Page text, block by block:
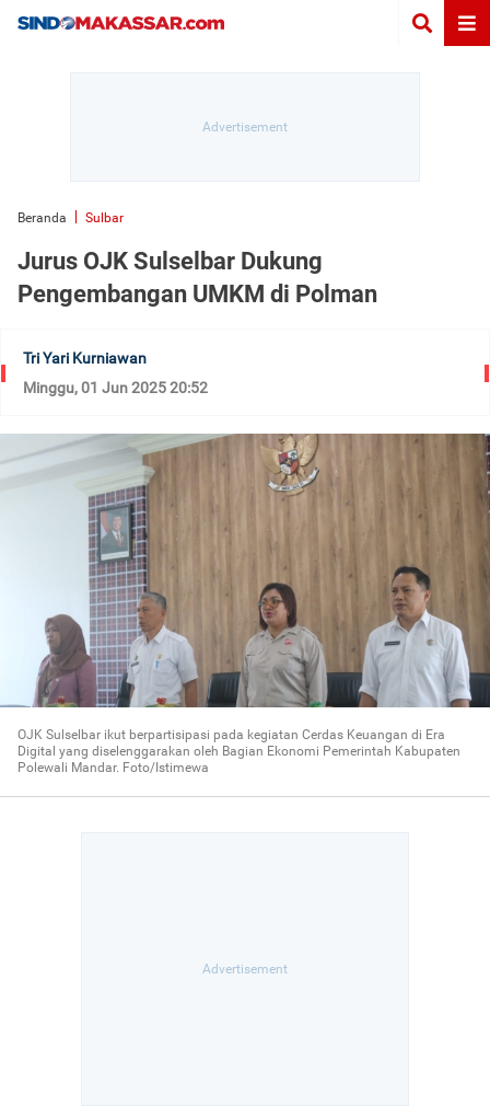
Beranda Sulbar
Jurus OJK Sulselbar Dukung
Pengembangan UMKM di Polman
Tri Yari Kurniawan
Minggu, 01 Jun 2025 20:52
OJK Sulselbar ikut berpartisipasi pada kegiatan Cerdas Keuangan di Era
Digital yang diselenggarakan oleh Bagian Ekonomi Pemerintah Kabupaten
Polewali Mandar. Foto/Istimewa